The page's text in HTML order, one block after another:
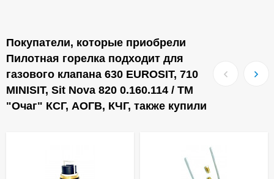
Покупатели, которые приобрели
Пилотная горелка подходит для
газового клапана 630 EUROSIT, 710
MINISIT, Sit Nova 820 0.160.114 / ТМ
"Очаг" КСГ, АОГВ, КЧГ, также купили